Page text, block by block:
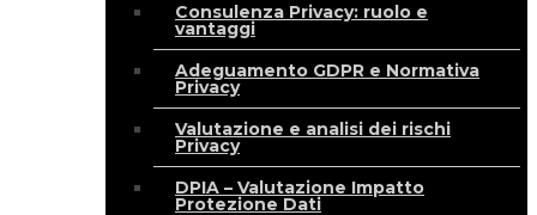
Consulenza Privacy: ruolo e
vantaggi
Adeguamento GDPR e Normativa
Privacy
Valutazione e analisi dei rischi
Privacy
DPIA – Valutazione Impatto
Protezione Dati